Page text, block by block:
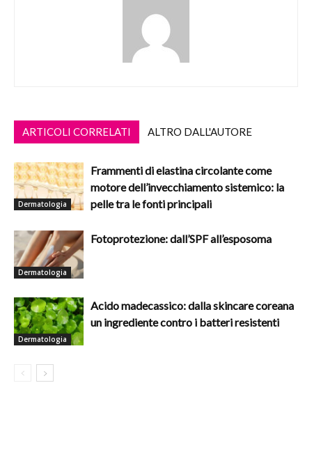
ARTICOLI CORRELATI ALTRO DALL'AUTORE
Dermatologia
Frammenti di elastina circolante come
motore dell’invecchiamento sistemico: la
pelle tra le fonti principali
Dermatologia
Fotoprotezione: dall’SPF all’esposoma
Dermatologia
Acido madecassico: dalla skincare coreana
un ingrediente contro i batteri resistenti